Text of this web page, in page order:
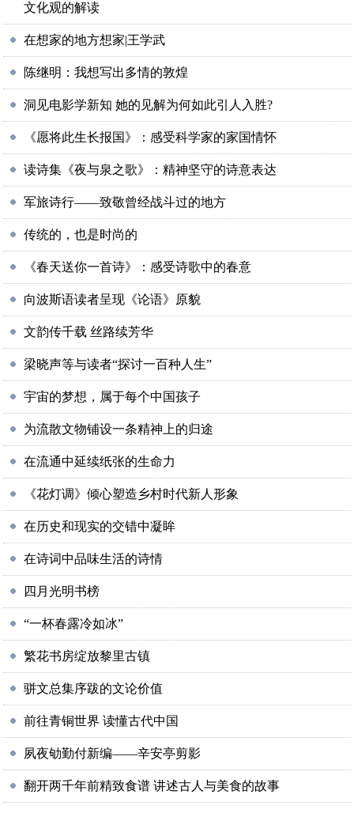
文化观的解读
在想家的地方想家|王学武
陈继明：我想写出多情的敦煌
洞见电影学新知 她的见解为何如此引人入胜?
《愿将此生长报国》：感受科学家的家国情怀
读诗集《夜与泉之歌》：精神坚守的诗意表达
军旅诗行——致敬曾经战斗过的地方
传统的，也是时尚的
《春天送你一首诗》：感受诗歌中的春意
向波斯语读者呈现《论语》原貌
文韵传千载 丝路续芳华
梁晓声等与读者“探讨一百种人生”
宇宙的梦想，属于每个中国孩子
为流散文物铺设一条精神上的归途
在流通中延续纸张的生命力
《花灯调》倾心塑造乡村时代新人形象
在历史和现实的交错中凝眸
在诗词中品味生活的诗情
四月光明书榜
“一杯春露冷如冰”
繁花书房绽放黎里古镇
骈文总集序跋的文论价值
前往青铜世界 读懂古代中国
夙夜劬勤付新编——辛安亭剪影
翻开两千年前精致食谱 讲述古人与美食的故事